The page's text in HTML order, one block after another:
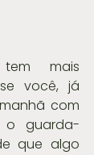
mais
você, já
com
o guarda-
que algo